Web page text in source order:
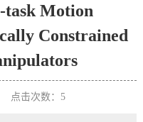
Motion
Constrained
点击次数： 5